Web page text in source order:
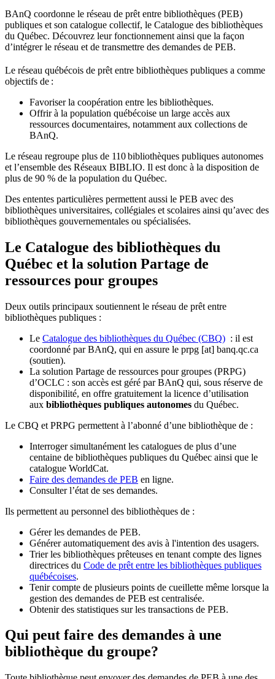
BAnQ coordonne le réseau de prêt entre bibliothèques (PEB)
publiques et son catalogue collectif, le Catalogue des bibliothèques
du Québec. Découvrez leur fonctionnement ainsi que la façon
d’intégrer le réseau et de transmettre des demandes de PEB.
Le réseau québécois de prêt entre bibliothèques publiques a comme
objectifs de :
Favoriser la coopération entre les bibliothèques.
Offrir à la population québécoise un large accès aux
ressources documentaires, notamment aux collections de
BAnQ.
Le réseau regroupe plus de 110bibliothèques publiques autonomes
et l’ensemble des Réseaux BIBLIO. Il est donc à la disposition de
plus de 90 % de la population du Québec.
Des ententes particulières permettent aussi le PEB avec des
bibliothèques universitaires, collégiales et scolaires ainsi qu’avec des
bibliothèques gouvernementales ou spécialisées.
Le Catalogue des bibliothèques du
Québec et la solution Partage de
ressources pour groupes
Deux outils principaux soutiennent le réseau de prêt entre
bibliothèques publiques :
Le Catalogue des bibliothèques du Québec (CBQ) : il est
coordonné par BAnQ, qui en assure le prpg [at] banq.qc.ca
(soutien).
La solution Partage de ressources pour groupes (PRPG)
d’OCLC : son accès est géré par BAnQ qui, sous réserve de
disponibilité, en offre gratuitement la licence d’utilisation
aux bibliothèques publiques autonomes du Québec.
Le CBQ et PRPG permettent à l’abonné d’une bibliothèque de :
Interroger simultanément les catalogues de plus d’une
centaine de bibliothèques publiques du Québec ainsi que le
catalogue WorldCat.
Faire des demandes de PEB en ligne.
Consulter l’état de ses demandes.
Ils permettent au personnel des bibliothèques de :
Gérer les demandes de PEB.
Générer automatiquement des avis à l'intention des usagers.
Trier les bibliothèques prêteuses en tenant compte des lignes
directrices du Code de prêt entre les bibliothèques publiques
québécoises.
Tenir compte de plusieurs points de cueillette même lorsque la
gestion des demandes de PEB est centralisée.
Obtenir des statistiques sur les transactions de PEB.
Qui peut faire des demandes à une
bibliothèque du groupe?